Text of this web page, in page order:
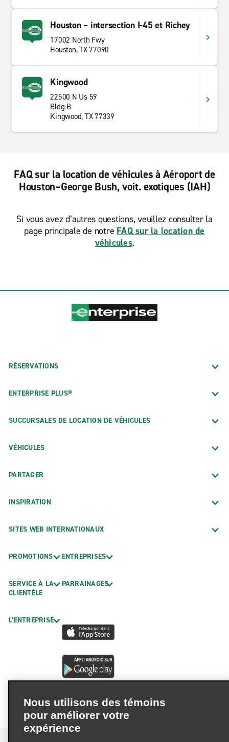
Houston – intersection I-45 et Richey
17002 North Fwy
Houston, TX 77090
Kingwood
22500 N Us 59
Bldg B
Kingwood, TX 77339
FAQ sur la location de véhicules à Aéroport de
Houston–George Bush, voit. exotiques (IAH)
Si vous avez d’autres questions, veuillez consulter la
page principale de notre FAQ sur la location de
véhicules.
RÉSERVATIONS
ENTERPRISE PLUS®
SUCCURSALES DE LOCATION DE VÉHICULES
VÉHICULES
PARTAGER
INSPIRATION
SITES WEB INTERNATIONAUX
PROMOTIONS
SERVICE À LA
CLIENTÈLE
L’ENTREPRISE
ENTREPRISES
PARRAINAGES
Nous utilisons des témoins
pour améliorer votre
expérience